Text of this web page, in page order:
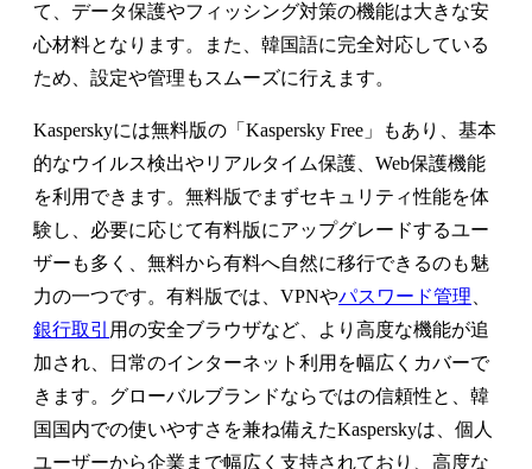
て、データ保護やフィッシング対策の機能は大きな安
心材料となります。また、韓国語に完全対応している
ため、設定や管理もスムーズに行えます。
Kasperskyには無料版の「Kaspersky Free」もあり、基本
的なウイルス検出やリアルタイム保護、Web保護機能
を利用できます。無料版でまずセキュリティ性能を体
験し、必要に応じて有料版にアップグレードするユー
ザーも多く、無料から有料へ自然に移行できるのも魅
力の一つです。有料版では、VPNやパスワード管理
銀行取引 用の安全ブラウザなど、より高度な機能が追
加され、日常のインターネット利用を幅広くカバーで
きます。グローバルブランドならではの信頼性と、韓
国国内での使いやすさを兼ね備えたKasperskyは、個人
ユーザーから企業まで幅広く支持されており、高度な